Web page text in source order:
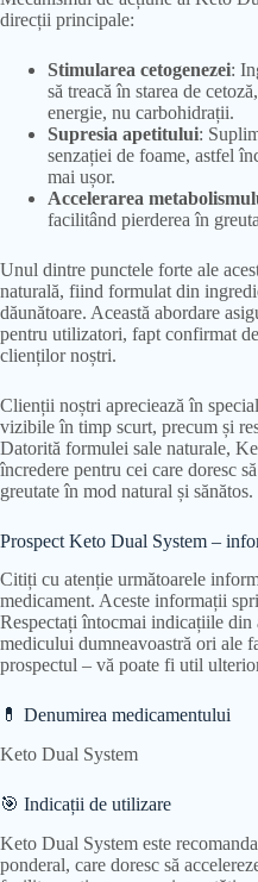
direcții principale:
Stimularea cetogenezei:
să treacă în starea de
energie, nu carbohidrații.
Supresia apetitului:
senzației de foame, astfel
mai ușor.
Accelerarea
facilitând pierderea în
Unul dintre punctele forte ale
naturală, fiind formulat din
dăunătoare. Această abordare
pentru utilizatori, fapt confirmat
clienților noștri.
Clienții noștri apreciează în
vizibile în timp scurt, precum și
Datorită formulei sale naturale,
încredere pentru cei care doresc
greutate în mod natural și sănătos.
Prospect Keto Dual System –
Citiți cu atenție următoarele
medicament. Aceste informații
Respectați întocmai indicațiile din
medicului dumneavoastră ori ale
prospectul – vă poate fi util
💊 Denumirea medicamentului
Keto Dual System
🎯 Indicații de utilizare
Keto Dual System este
ponderal, care doresc să